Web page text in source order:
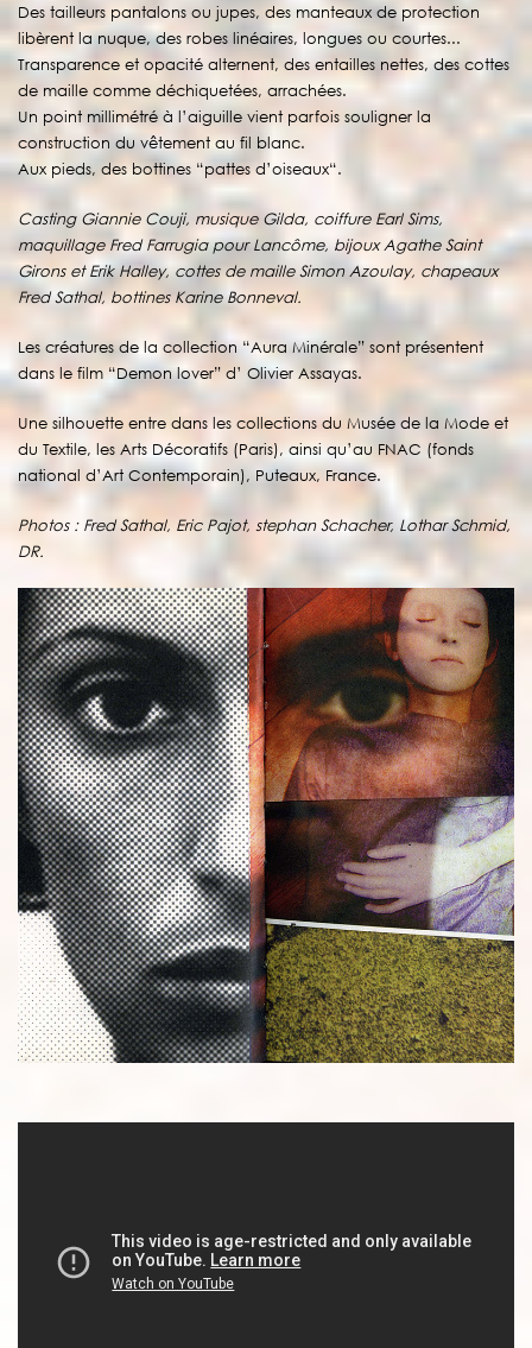
Des tailleurs pantalons ou jupes, des manteaux de protection
libèrent la nuque, des robes linéaires, longues ou courtes...
Transparence et opacité alternent, des entailles nettes, des cottes
de maille comme déchiquetées, arrachées.
Un point millimétré à l’aiguille vient parfois souligner la
construction du vêtement au fil blanc.
Aux pieds, des bottines “pattes d’oiseaux“.
Casting Giannie Couji, musique Gilda, coiffure Earl Sims,
maquillage Fred Farrugia pour Lancôme, bijoux Agathe Saint
Girons et Erik Halley, cottes de maille Simon Azoulay, chapeaux
Fred Sathal, bottines Karine Bonneval.
Les créatures de la collection “Aura Minérale” sont présentent
dans le film “Demon lover” d’ Olivier Assayas.
Une silhouette entre dans les collections du Musée de la Mode et
du Textile, les Arts Décoratifs (Paris), ainsi qu’au FNAC (fonds
national d’Art Contemporain), Puteaux, France.
Photos : Fred Sathal, Eric Pajot, stephan Schacher, Lothar Schmid,
DR.